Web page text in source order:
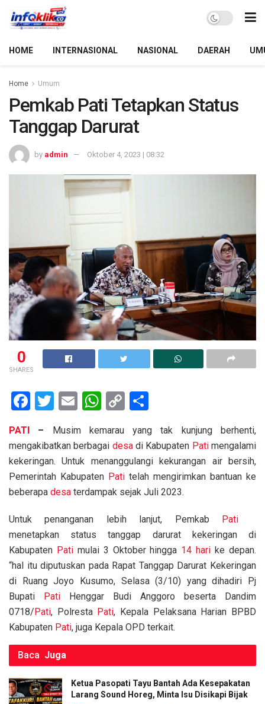
HOME INTERNASIONAL NASIONAL DAERAH
Home Umum
Pemkab Pati Tetapkan Status
Tanggap Darurat
by admin Oktober 4, 2023 | 08:32
0
SHARES
F
ce
b
o
o
k
T
tt
er
E
ail
W
at
s
A
p
p
C
py
Li
n
k
ar
e
PATI – Musim kemarau yang tak kunjung berhenti,
mengakibatkan berbagai desadi Kabupaten Patimengalami
kekeringan. Untuk menanggulangi kekurangan air bersih,
Pemerintah Kabupaten Pati telah mengirimkan bantuan ke
beberapa desa terdampak sejak Juli 2023.
Untuk penanganan lebih lanjut, Pemkab Pati
menetapkan status tanggap darurat kekeringan di
Kabupaten Patimulai 3 Oktober hingga 14 hari ke depan.
“hal itu diputuskan pada Rapat Tanggap Darurat Kekeringan
di Ruang Joyo Kusumo, Selasa (3/10) yang dihadiri Pj
Bupati Pati Henggar Budi Anggoro beserta Dandim
0718/Pati, Polresta Pati, Kepala Pelaksana Harian BPBD
Kabupaten Pati, juga Kepala OPD terkait.
Baca Juga
Ketua Pasopati Tayu Bantah Ada Kesepakatan
Larang Sound Horeg, Minta Isu Disikapi Bijak